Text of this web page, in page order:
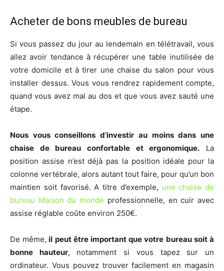
Acheter de bons meubles de bureau
Si vous passez du jour au lendemain en télétravail, vous
allez avoir tendance à récupérer une table inutilisée de
votre domicile et à tirer une chaise du salon pour vous
installer dessus. Vous vous rendrez rapidement compte,
quand vous avez mal au dos et que vous avez sauté une
étape.
Nous vous conseillons d’investir au moins dans une
chaise de bureau confortable et ergonomique. La
position assise n’est déjà pas la position idéale pour la
colonne vertébrale, alors autant tout faire, pour qu’un bon
maintien soit favorisé. A titre d’exemple, une chaise de
bureau Maison du monde professionnelle, en cuir avec
assise réglable coûte environ 250€.
De même, il peut être important que votre bureau soit à
bonne hauteur, notamment si vous tapez sur un
ordinateur. Vous pouvez trouver facilement en magasin